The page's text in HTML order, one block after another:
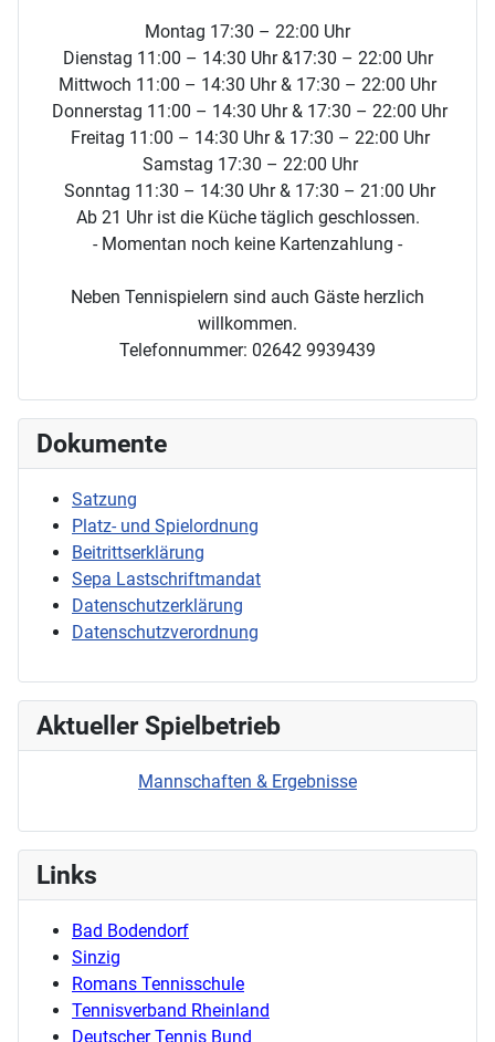
Montag 17:30 – 22:00 Uhr
Dienstag 11:00 – 14:30 Uhr &17:30 – 22:00 Uhr
Mittwoch 11:00 – 14:30 Uhr & 17:30 – 22:00 Uhr
Donnerstag 11:00 – 14:30 Uhr & 17:30 – 22:00 Uhr
Freitag 11:00 – 14:30 Uhr & 17:30 – 22:00 Uhr
Samstag 17:30 – 22:00 Uhr
Sonntag 11:30 – 14:30 Uhr & 17:30 – 21:00 Uhr
Ab 21 Uhr ist die Küche täglich geschlossen.
- Momentan noch keine Kartenzahlung -
Neben Tennispielern sind auch Gäste herzlich
willkommen.
Telefonnummer: 02642 9939439
Dokumente
Satzung
Platz- und Spielordnung
Beitrittserklärung
Sepa Lastschriftmandat
Datenschutzerklärung
Datenschutzverordnung
Aktueller Spielbetrieb
Mannschaften & Ergebnisse
Links
Bad Bodendorf
Sinzig
Romans Tennisschule
Tennisverband Rheinland
Deutscher Tennis Bund